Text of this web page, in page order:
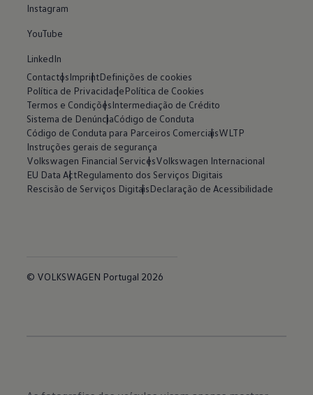
Instagram
YouTube
LinkedIn
ContactosImprintDefinições de cookies
Política de PrivacidadePolítica de Cookies
Termos e CondiçõesIntermediação de Crédito
Sistema de DenúnciaCódigo de Conduta
Código de Conduta para Parceiros ComerciaisWLTP
Instruções gerais de segurança
Volkswagen Financial ServicesVolkswagen Internacional
EU Data ActRegulamento dos Serviços Digitais
Rescisão de Serviços DigitaisDeclaração de Acessibilidade
© VOLKSWAGEN Portugal 2026